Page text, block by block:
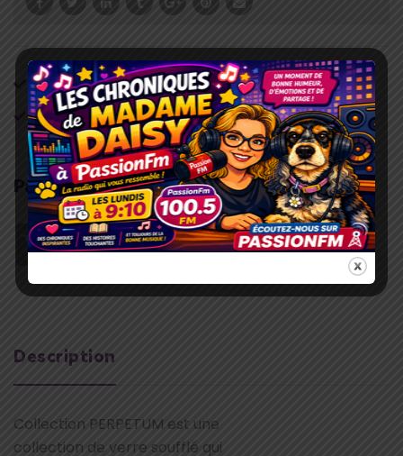
&
quantity
Virement bancaire
Paypal
Paiement sécurisé
Description
Collection PERPETUM est une
collection de verre soufflé qui